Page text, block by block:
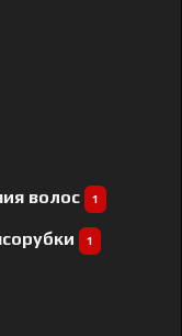
волос 1
1